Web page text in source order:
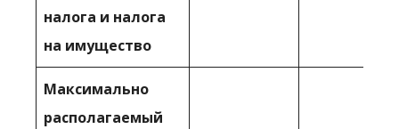
налога и налога
на имущество
Максимально
располагаемый